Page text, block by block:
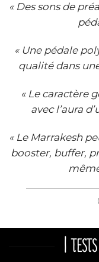
« Des sons de
« Une pédale
qualité dans
« Le caractère
avec l’aura
« Le Marrakesh
booster, buffer,
|